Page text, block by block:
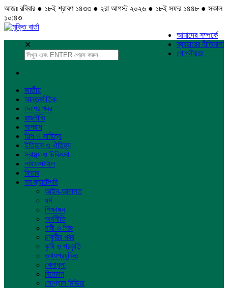
আজঃ রবিবার ● ১৮ই শ্রাবণ ১৪৩৩ ● ২রা আগস্ট ২০২৬ ● ১৮ই সফর ১৪৪৮ ● সকাল
১০:৪৩
আমাদের সম্পর্কে
ব্যবহারের নীতিমালা
গোপনীয়তা
✕
জাতীয়
আন্তর্জাতিক
দেশের খবর
রাজনীতি
অপরাধ
শিল্প ও সাহিত্য
ইতিহাস ও ঐতিহ্য
স্বাস্থ্য ও চিকিৎসা
লাইফস্টাইল
ফিচার
সব ক্যাটেগরি
আইন-আদালত
ধর্ম
শিক্ষাঙ্গন
অর্থনীতি
নারী ও শিশু
চাকুরীর খবর
কৃষি ও প্রকৃতি
তথ্যপ্রযুক্তি
খেলাধুলা
বিনোদন
সোশ্যাল মিডিয়া